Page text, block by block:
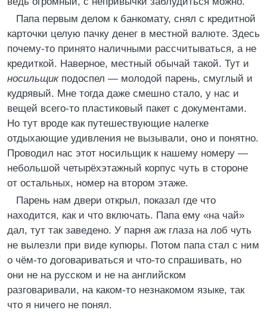
Папа первым делом к банкомату, снял с кредитной
карточки целую пачку денег в местной валюте. Здесь
почему-то принято наличными рассчитываться, а не
кредиткой. Наверное, местный обычай такой. Тут и
носильщикподоспел — молодой парень, смуглый и
кудрявый. Мне тогда даже смешно стало, у нас и
вещей всего-то пластиковый пакет с документами.
Но тут вроде как путешествующие налегке
отдыхающие удивления не вызывали, оно и понятно.
Проводил нас этот носильщик к нашему номеру —
небольшой четырёхэтажный корпус чуть в стороне
от остальных, номер на втором этаже.
Парень нам двери открыл, показал где что
находится, как и что включать. Папа ему «на чай»
дал, тут так заведено. У парня аж глаза на лоб чуть
не вылезли при виде купюры. Потом папа стал с ним
о чём-то договариваться и что-то спрашивать, но
они не на русском и не на английском
разговаривали, на каком-то незнакомом языке, так
что я ничего не понял.